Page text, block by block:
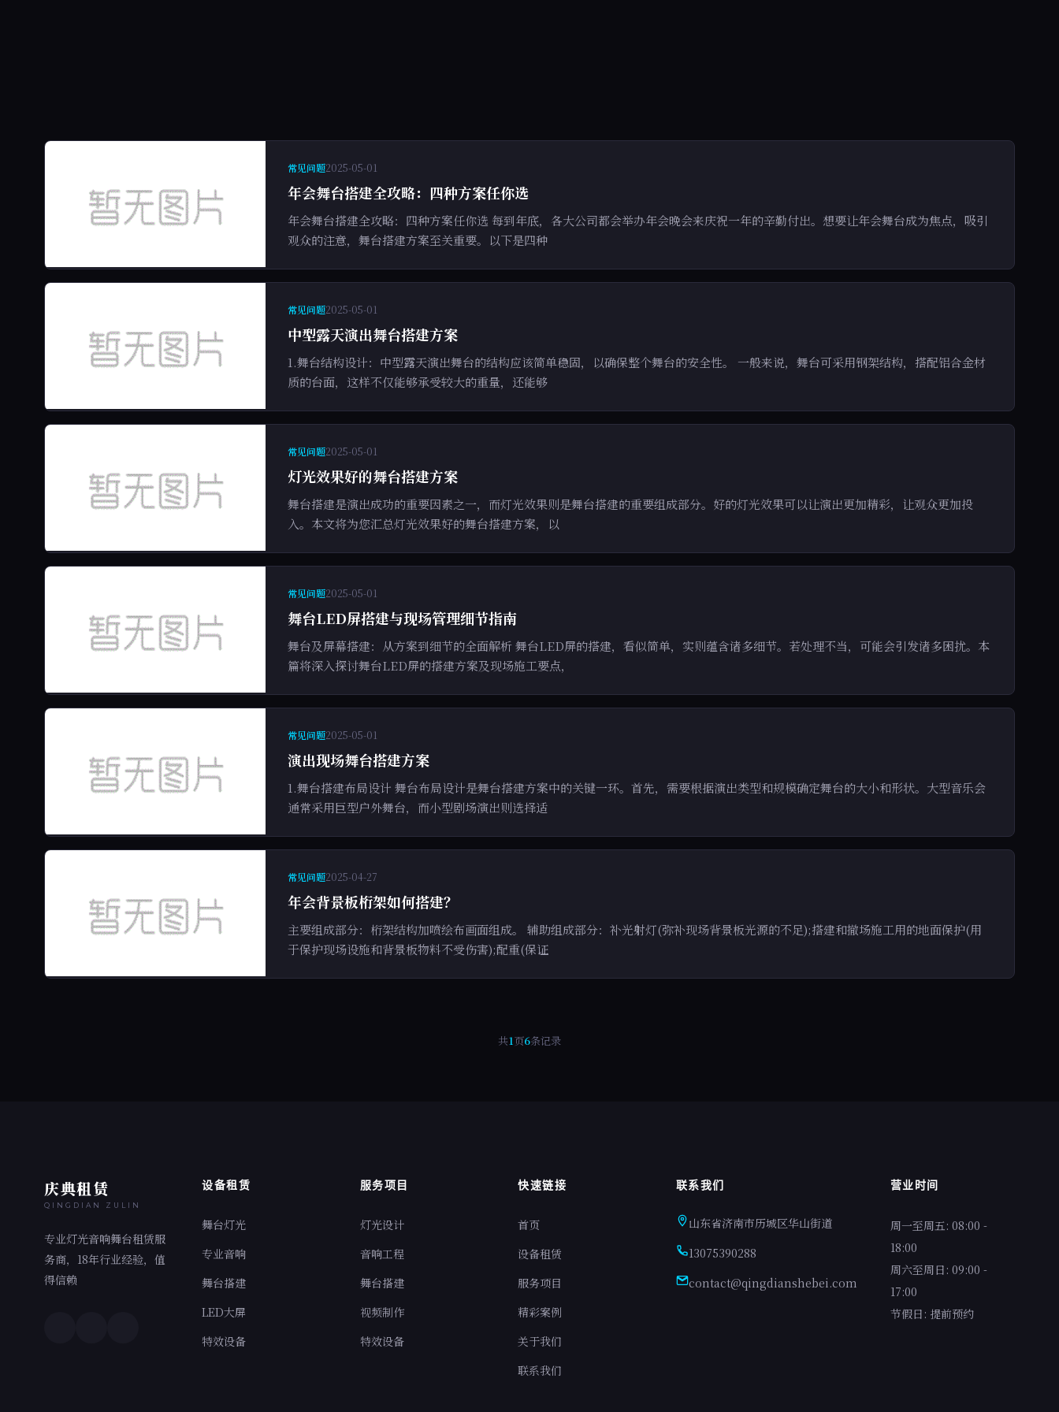
常见问题2025-05-01
年会舞台搭建全攻略：四种方案任你选
年会舞台搭建全攻略：四种方案任你选 每到年底，各大公司都会举办年会晚会来庆祝一年的辛勤付出。想要让年会舞台成为焦点，吸引
观众的注意，舞台搭建方案至关重要。以下是四种
常见问题2025-05-01
中型露天演出舞台搭建方案
1.舞台结构设计：中型露天演出舞台的结构应该简单稳固，以确保整个舞台的安全性。 一般来说，舞台可采用钢架结构，搭配铝合金材
质的台面，这样不仅能够承受较大的重量，还能够
常见问题2025-05-01
灯光效果好的舞台搭建方案
舞台搭建是演出成功的重要因素之一，而灯光效果则是舞台搭建的重要组成部分。好的灯光效果可以让演出更加精彩，让观众更加投
入。本文将为您汇总灯光效果好的舞台搭建方案，以
常见问题2025-05-01
舞台LED屏搭建与现场管理细节指南
舞台及屏幕搭建：从方案到细节的全面解析 舞台LED屏的搭建，看似简单，实则蕴含诸多细节。若处理不当，可能会引发诸多困扰。本
篇将深入探讨舞台LED屏的搭建方案及现场施工要点，
常见问题2025-05-01
演出现场舞台搭建方案
1.舞台搭建布局设计 舞台布局设计是舞台搭建方案中的关键一环。首先，需要根据演出类型和规模确定舞台的大小和形状。大型音乐会
通常采用巨型户外舞台，而小型剧场演出则选择适
常见问题2025-04-27
年会背景板桁架如何搭建？
主要组成部分：桁架结构加喷绘布画面组成。 辅助组成部分：补光射灯(弥补现场背景板光源的不足);搭建和撤场施工用的地面保护(用
于保护现场设施和背景板物料不受伤害);配重(保证
共1页6条记录
庆典租赁
QINGDIAN ZULIN
专业灯光音响舞台租赁服
务商，18年行业经验，值
得信赖
设备租赁
舞台灯光
专业音响
舞台搭建
LED大屏
特效设备
服务项目
灯光设计
音响工程
舞台搭建
视频制作
特效设备
快速链接
首页
设备租赁
服务项目
精彩案例
关于我们
联系我们
联系我们
山东省济南市历城区华山街道
13075390288
contact@qingdianshebei.com
营业时间
周一至周五: 08:00 -
18:00
周六至周日: 09:00 -
17:00
节假日: 提前预约